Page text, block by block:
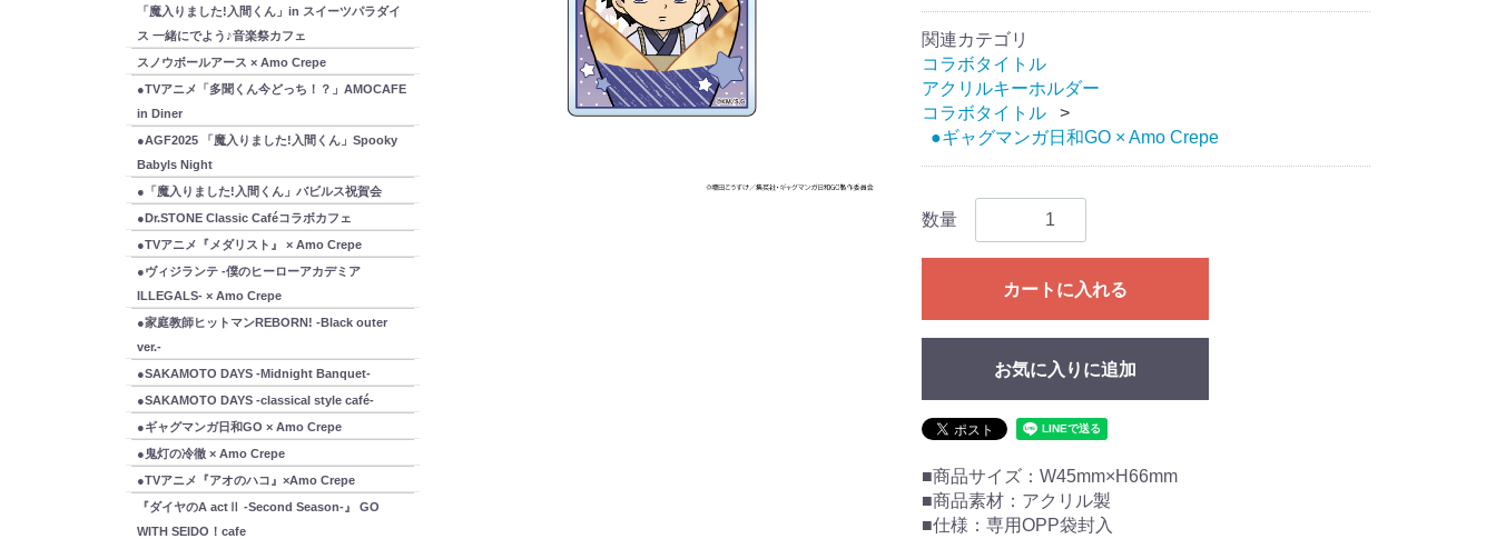
「魔入りました!入間くん」in スイーツパラダイ
ス 一緒にでよう♪音楽祭カフェ
スノウボールアース × Amo Crepe
●TVアニメ「多聞くん今どっち！？」AMOCAFE
in Diner
●AGF2025 「魔入りました!入間くん」Spooky
Babyls Night
●「魔入りました!入間くん」バビルス祝賀会
●Dr.STONE Classic Caféコラボカフェ
●TVアニメ『メダリスト』 × Amo Crepe
●ヴィジランテ -僕のヒーローアカデミア
ILLEGALS- × Amo Crepe
●家庭教師ヒットマンREBORN! -Black outer
ver.-
●SAKAMOTO DAYS -Midnight Banquet-
●SAKAMOTO DAYS -classical style café-
●ギャグマンガ日和GO × Amo Crepe
●鬼灯の冷徹 × Amo Crepe
●TVアニメ『アオのハコ』×Amo Crepe
『ダイヤのA actⅡ -Second Season-』 GO
WITH SEIDO！cafe
関連カテゴリ
コラボタイトル
アクリルキーホルダー
コラボタイトル
●ギャグマンガ日和GO × Amo Crepe
数量
カートに入れる
お気に入りに追加
■商品サイズ：W45mm×H66mm
■商品素材：アクリル製
■仕様：専用OPP袋封入